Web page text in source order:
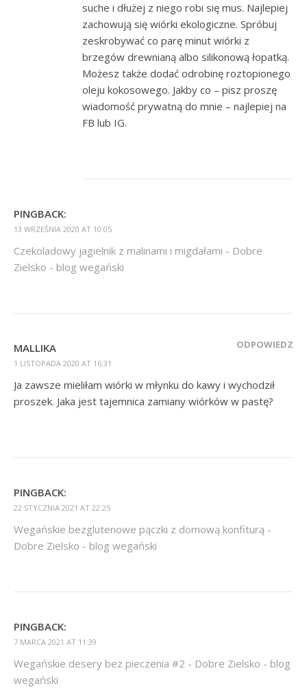
suche i dłużej z niego robi się mus. Najlepiej
zachowują się wiórki ekologiczne. Spróbuj
zeskrobywać co parę minut wiórki z
brzegów drewnianą albo silikonową łopatką.
Możesz także dodać odrobinę roztopionego
oleju kokosowego. Jakby co – pisz proszę
wiadomość prywatną do mnie – najlepiej na
FB lub IG.
PINGBACK:
13 WRZEŚNIA 2020 AT 10:05
Czekoladowy jagielnik z malinami i migdałami - Dobre
Zielsko - blog wegański
MALLIKA
1 LISTOPADA 2020 AT 16:31
ODPOWIEDZ
Ja zawsze mieliłam wiórki w młynku do kawy i wychodził
proszek. Jaka jest tajemnica zamiany wiórków w pastę?
PINGBACK:
22 STYCZNIA 2021 AT 22:25
Wegańskie bezglutenowe pączki z domową konfiturą -
Dobre Zielsko - blog wegański
PINGBACK:
7 MARCA 2021 AT 11:39
Wegańskie desery bez pieczenia #2 - Dobre Zielsko - blog
wegański